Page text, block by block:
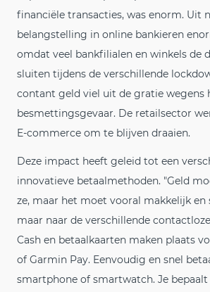
financiële transacties, was enorm. Uit
belangstelling in online bankieren
omdat veel bankfilialen en winkels de
sluiten tijdens de verschillende
contant geld viel uit de gratie wegens
besmettingsgevaar. De retailsector
E-commerce om te blijven draaien.
Deze impact heeft geleid tot een
innovatieve betaalmethoden. "Geld
ze, maar het moet vooral makkelijk en
maar naar de verschillende
Cash en betaalkaarten maken plaats
of Garmin Pay. Eenvoudig en snel
smartphone of smartwatch. Je bepaalt